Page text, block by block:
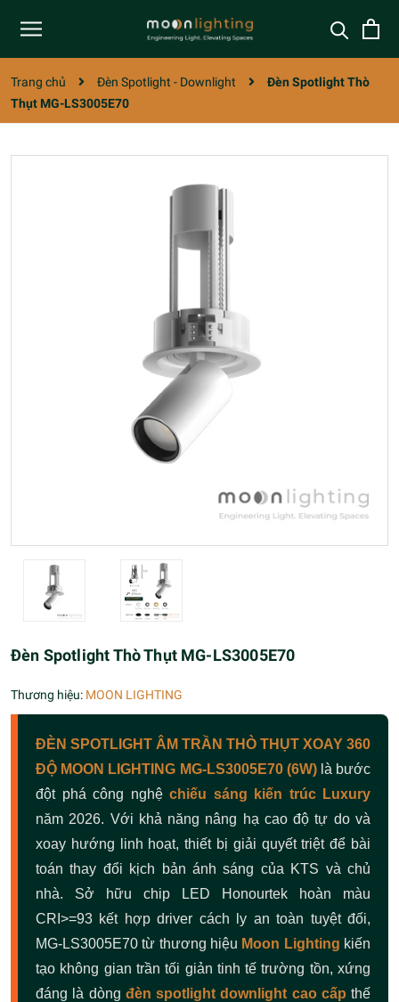
Trang chủ Đèn Spotlight - Downlight
Đèn Spotlight Thò
Thụt MG-LS3005E70
Đèn Spotlight Thò Thụt MG-LS3005E70
Thương hiệu: MOON LIGHTING
ĐÈN SPOTLIGHT ÂM TRẦN THÒ THỤT XOAY 360
ĐỘ MOON LIGHTING MG-LS3005E70 (6W)là bước
đột phá công nghệ chiếu sáng kiến trúc Luxury
năm 2026. Với khả năng nâng hạ cao độ tự do và
xoay hướng linh hoạt, thiết bị giải quyết triệt để bài
toán thay đổi kịch bản ánh sáng của KTS và chủ
nhà. Sở hữu chip LED Honourtek hoàn màu
CRI>=93 kết hợp driver cách ly an toàn tuyệt đối,
MG-LS3005E70 từ thương hiệu Moon Lighting kiến
tạo không gian trần tối giản tinh tế trường tồn, xứng
đáng là dòng đèn spotlight downlight cao cấp thế